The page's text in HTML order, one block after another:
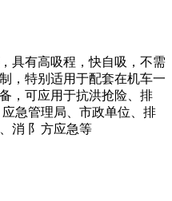
具有高吸程，快自吸，不需
，特别适用于配套在机车一
，可应用于抗洪抢险、排
急管理局、市政单位、排
消 阝方应急等